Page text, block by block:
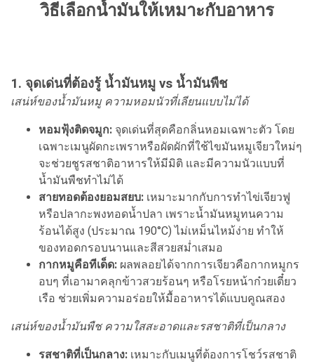
วิธีเลือกน้ำมันให้เหมาะกับอาหาร
1. จุดเด่นที่ต้องรู้ น้ำมันหมู vs น้ำมันพืช
เสน่ห์ของน้ำมันหมู ความหอมนัวที่เลียนแบบไม่ได้
หอมฟุ้งติดจมูก: จุดเด่นที่สุดคือกลิ่นหอมเฉพาะตัว โดย
เฉพาะเมนูผัดกะเพราหรือผัดผักที่ใช้ไขมันหมูเจียวใหม่ๆ
จะช่วยชูรสชาติอาหารให้มีมิติ และมีความนัวแบบที่
น้ำมันพืชทำไม่ได้
สายทอดต้องยอมสยบ: เหมาะมากกับการทำไข่เจียวฟู
หรือปลากะพงทอดน้ำปลา เพราะน้ำมันหมูทนความ
ร้อนได้สูง (ประมาณ 190°C) ไม่เหม็นไหม้ง่าย ทำให้
ของทอดกรอบนานและสีสวยสม่ำเสมอ
กากหมูคือทีเด็ด: ผลพลอยได้จากการเจียวคือกากหมูกร
อบๆ ที่เอามาคลุกข้าวสวยร้อนๆ หรือโรยหน้าก๋วยเตี๋ยว
เรือ ช่วยเพิ่มความอร่อยให้มื้ออาหารได้แบบคูณสอง
เสน่ห์ของน้ำมันพืช ความใสสะอาดและรสชาติที่เป็นกลาง
รสชาติที่เป็นกลาง: เหมาะกับเมนูที่ต้องการโชว์รสชาติ